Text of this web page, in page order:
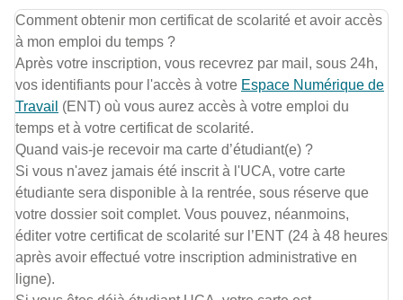
Comment obtenir mon certificat de scolarité et avoir accès
à mon emploi du temps ?
Après votre inscription, vous recevrez par mail, sous 24h,
vos identifiants pour l'accès à votre Espace Numérique de
Travail (ENT) où vous aurez accès à votre emploi du
temps et à votre certificat de scolarité.
Quand vais-je recevoir ma carte d’étudiant(e) ?
Si vous n'avez jamais été inscrit à l'UCA, votre carte
étudiante sera disponible à la rentrée, sous réserve que
votre dossier soit complet. Vous pouvez, néanmoins,
éditer votre certificat de scolarité sur l’ENT (24 à 48 heures
après avoir effectué votre inscription administrative en
ligne).